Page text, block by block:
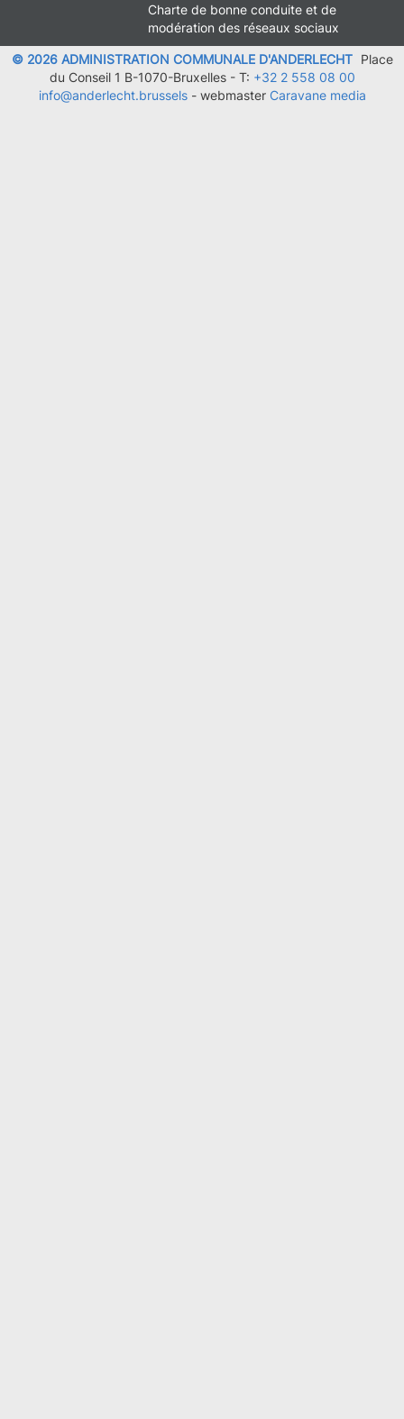
Charte de bonne conduite et de
modération des réseaux sociaux
© 2026 ADMINISTRATION COMMUNALE D'ANDERLECHT
Place
du Conseil 1 B-1070-Bruxelles - T: +32 2 558 08 00
info@anderlecht.brussels- webmaster Caravane media